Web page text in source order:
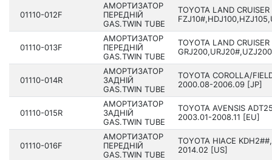
01110-012F
АМОРТИЗАТОР
ПЕРЕДНІЙ
GAS.TWIN TUBE
TOYOTA LAND CRUISER
01110-013F
АМОРТИЗАТОР
ПЕРЕДНІЙ
GAS.TWIN TUBE
TOYOTA LAND CRUISER
01110-014R
АМОРТИЗАТОР
ЗАДНІЙ
GAS.TWIN TUBE
TOYOTA COROLLA/
2000.08-2006.09 [JP]
01110-015R
АМОРТИЗАТОР
ЗАДНІЙ
GAS.TWIN TUBE
TOYOTA AVENSIS
2003.01-2008.11 [EU]
01110-016F
АМОРТИЗАТОР
ПЕРЕДНІЙ
GAS.TWIN TUBE
TOYOTA HIACE
2014.02 [US]